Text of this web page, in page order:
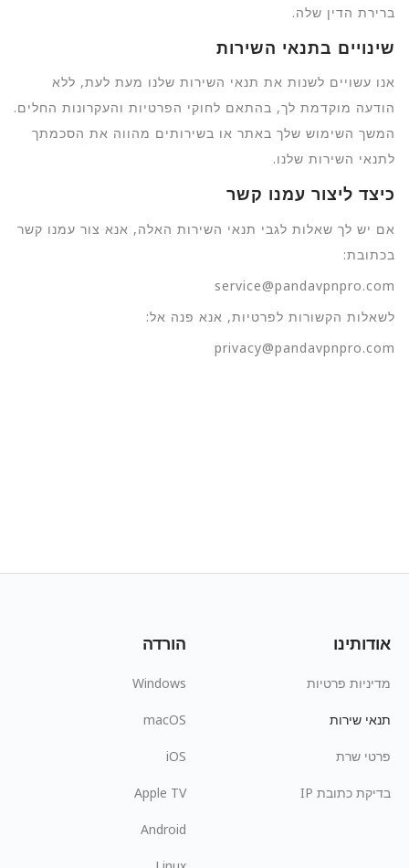
ברירת הדין שלה.
שינויים בתנאי השירות
אנו עשויים לשנות את תנאי השירות שלנו מעת לעת, ללא
הודעה מוקדמת לך, בהתאם לחוקי הפרטיות והעקרונות החלים.
המשך השימוש שלך באתר או בשירותים מהווה את הסכמתך
לתנאי השירות שלנו.
כיצד ליצור עמנו קשר
אם יש לך שאלות לגבי תנאי השירות האלה, אנא צור עמנו קשר
בכתובת:
service@pandavpnpro.com
לשאלות הקשורות לפרטיות, אנא פנה אל:
privacy@pandavpnpro.com
אודותינו
מדיניות פרטיות
תנאי שירות
פרטי שרת
בדיקת כתובת IP
הורדה
Windows
macOS
iOS
Apple TV
Android